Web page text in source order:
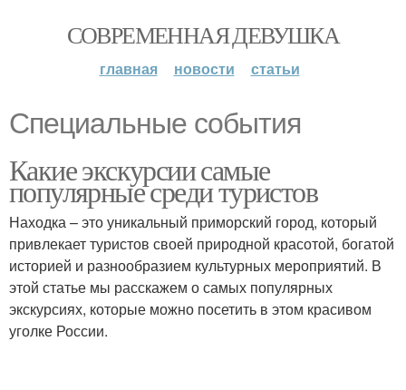
СОВРЕМЕННАЯ ДЕВУШКА
главная новости статьи
Специальные события
Какие экскурсии самые
популярные среди туристов
Находка – это уникальный приморский город, который
привлекает туристов своей природной красотой, богатой
историей и разнообразием культурных мероприятий. В
этой статье мы расскажем о самых популярных
экскурсиях, которые можно посетить в этом красивом
уголке России.